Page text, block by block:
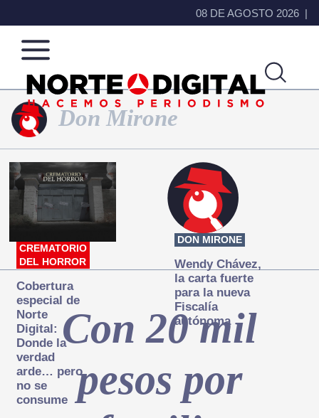
08 DE AGOSTO 2026
Norte
de
Ciudad
Juárez
Más
que
noticias,
hacemos periodismo
Don Mirone
CREMATORIO
DEL HORROR
Cobertura
especial de
Norte
Digital:
Donde la
verdad
arde… pero
no se
consume
DON MIRONE
Wendy Chávez,
la carta fuerte
para la nueva
Fiscalía
autónoma
Con 20 mil
pesos por